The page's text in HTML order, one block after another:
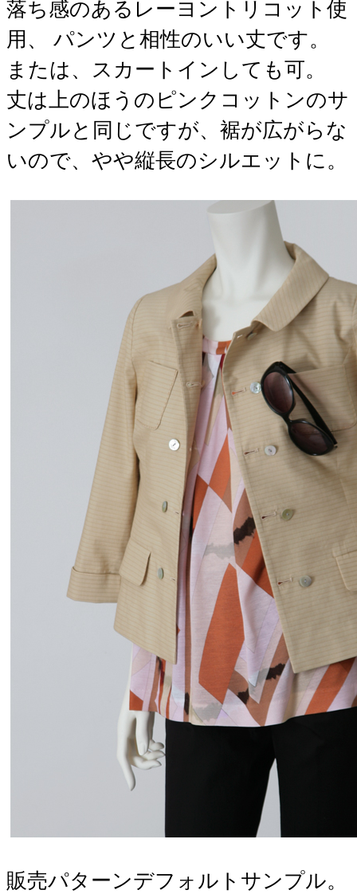
落ち感のあるレーヨントリコット使
用、 パンツと相性のいい丈です。
または、スカートインしても可。
丈は上のほうのピンクコットンのサ
ンプルと同じですが、裾が広がらな
いので、やや縦長のシルエットに。
販売パターンデフォルトサンプル。